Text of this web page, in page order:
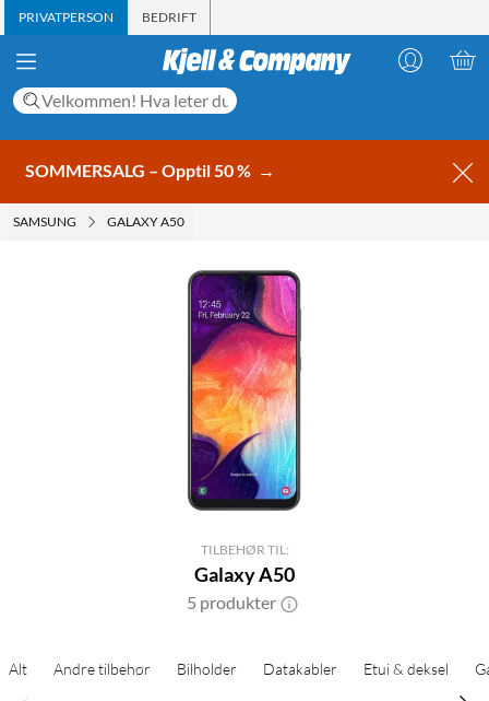
PRIVATPERSON BEDRIFT
SOMMERSALG – Opptil 50 % →
SAMSUNG GALAXY A50
TILBEHØR TIL:
Galaxy A50
5 produkter
Alt Andre tilbehør Bilholder Datakabler Etui & deksel